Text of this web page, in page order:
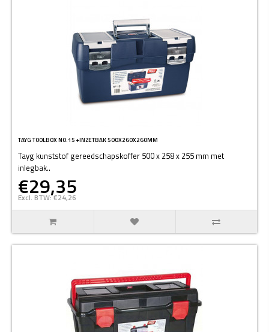
TAYG TOOLBOX NO.15 +INZETBAK 500X260X260MM
Tayg kunststof gereedschapskoffer 500 x 258 x 255 mm met
inlegbak..
€29,35
Excl. BTW: €24,26